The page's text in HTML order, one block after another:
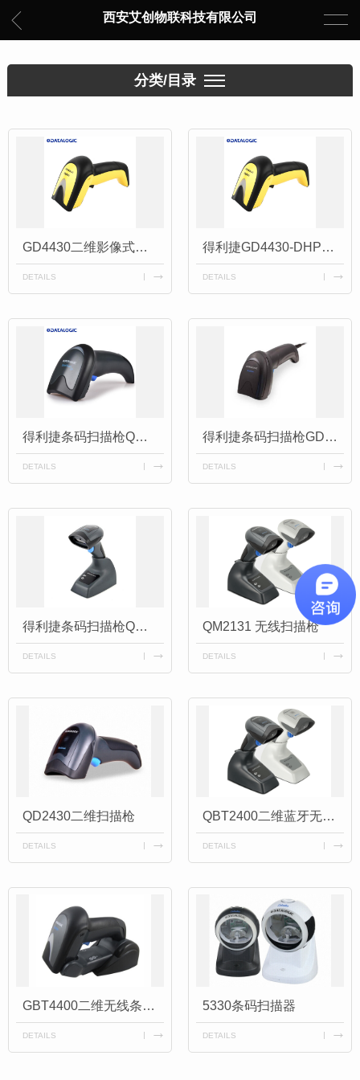
西安艾创物联科技有限公司
分类/目录
GD4430二维影像式扫描器
DETAILS
得利捷GD4430-DHP条码扫描枪
DETAILS
得利捷条码扫描枪QW2520/QW2120
DETAILS
得利捷条码扫描枪GD4590/GD4290
DETAILS
得利捷条码扫描枪QM2430/QM2131
DETAILS
QM2131 无线扫描枪
DETAILS
QD2430二维扫描枪
DETAILS
QBT2400二维蓝牙无线扫描枪
DETAILS
GBT4400二维无线条码扫描枪
DETAILS
5330条码扫描器
DETAILS